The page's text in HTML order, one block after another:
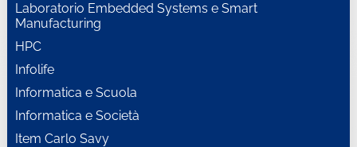
Laboratorio Embedded Systems e Smart
Manufacturing
HPC
Infolife
Informatica e Scuola
Informatica e Società
Item Carlo Savy